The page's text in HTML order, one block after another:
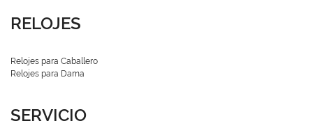
RELOJES
Relojes para Caballero
Relojes para Dama
SERVICIO